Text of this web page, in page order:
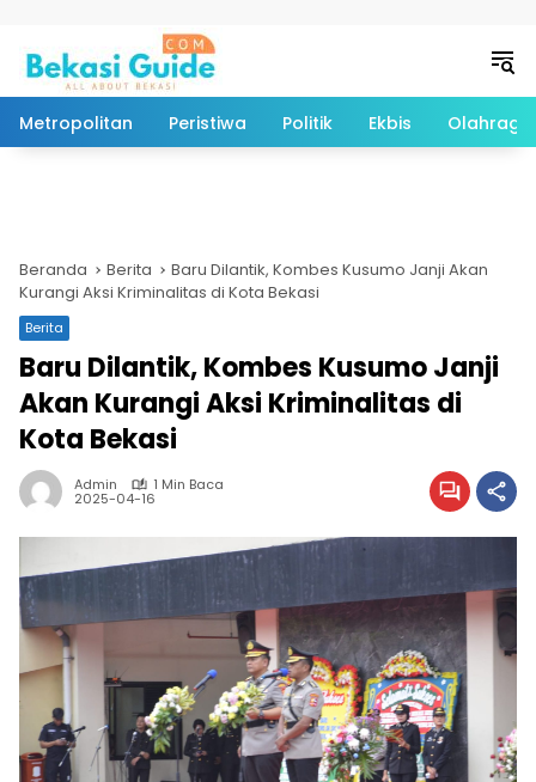
Metropolitan Peristiwa Politik Ekbis Olahraga
Beranda Berita
Baru Dilantik, Kombes Kusumo Janji Akan
Kurangi Aksi Kriminalitas di Kota Bekasi
Berita
Baru Dilantik, Kombes Kusumo Janji
Akan Kurangi Aksi Kriminalitas di
Kota Bekasi
Admin 1 Min Baca
2025-04-16